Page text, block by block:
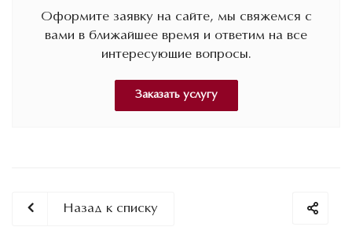
Оформите заявку на сайте, мы свяжемся с
вами в ближайшее время и ответим на все
интересующие вопросы.
Заказать услугу
Назад к списку